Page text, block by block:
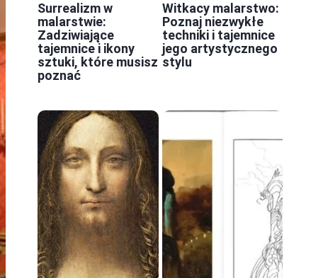
Surrealizm w
malarstwie:
Zadziwiające
tajemnice i ikony
sztuki, które musisz
poznać
Witkacy malarstwo:
Poznaj niezwykłe
techniki i tajemnice
jego artystycznego
stylu